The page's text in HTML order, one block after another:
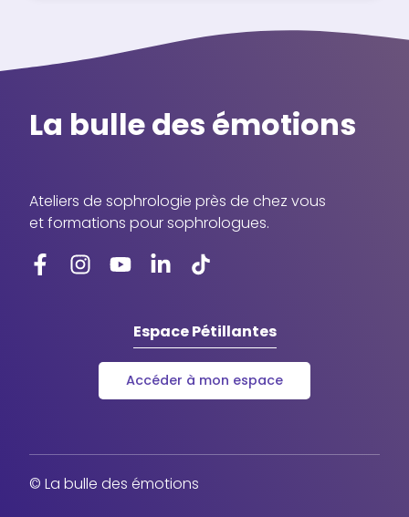
La bulle des émotions
Ateliers de sophrologie près de chez vous
et formations pour sophrologues.
Espace Pétillantes
Accéder à mon espace
© La bulle des émotions